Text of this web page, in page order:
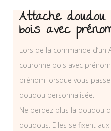
Attache
bois avec
Lors de la commande
couronne bois avec prénom,
prénom lorsque vous
doudou personnalisée.
Ne perdez plus la doudou
doudous. Elles se fixent